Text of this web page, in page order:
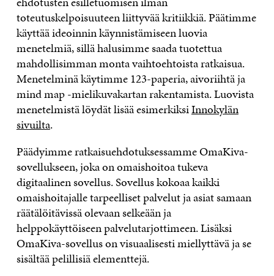
toteutuskelpoisuuteen liittyvää kritiikkiä. Päätimme
käyttää ideoinnin käynnistämiseen luovia
menetelmiä, sillä halusimme saada tuotettua
mahdollisimman monta vaihtoehtoista ratkaisua.
Menetelminä käytimme 123-paperia, aivoriihtä ja
mind map -mielikuvakartan rakentamista. Luovista
menetelmistä löydät lisää esimerkiksiInnokylän
sivuilta.
Päädyimme ratkaisuehdotuksessamme OmaKiva-
sovellukseen, joka on omaishoitoa tukeva
digitaalinen sovellus. Sovellus kokoaa kaikki
omaishoitajalle tarpeelliset palvelut ja asiat samaan
räätälöitävissä olevaan selkeään ja
helppokäyttöiseen palvelutarjottimeen. Lisäksi
OmaKiva-sovellus on visuaalisesti miellyttävä ja se
sisältää pelillisiä elementtejä.